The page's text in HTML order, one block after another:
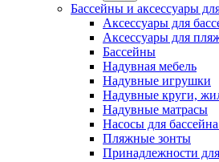
Бассейны и аксессуары
Аксессуары для
Аксессуары для
Бассейны
Надувная мебель
Надувные игрушки
Надувные круги,
Надувные матрасы
Насосы для
Пляжные зонты
Принадлежности